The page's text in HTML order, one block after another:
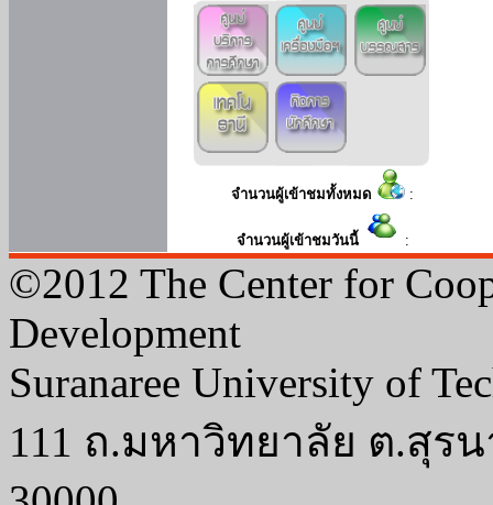
จำนวนผู้เข้าชมทั้งหมด :
จำนวนผู้เข้าชมวันนี้ :
©2012 The Center for
Development
Suranaree University of
111 ถ.มหาวิทยาลัย ต.สุร